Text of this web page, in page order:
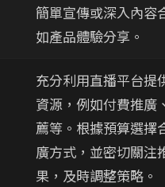
簡單宣傳或深入內容
如產品體驗分享。
充分利用直播平台提
資源，例如付費推廣
薦等。根據預算選擇
廣方式，並密切關注
果，及時調整策略。